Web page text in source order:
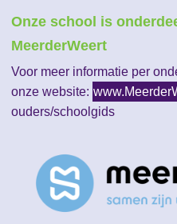
Onze school is
MeerderWeert
Voor meer informatie per
onze website:
ouders/schoolgids